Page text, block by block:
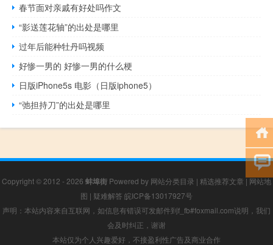
春节面对亲戚有好处吗作文
“影送莲花轴”的出处是哪里
过年后能种牡丹吗视频
好惨一男的 好惨一男的什么梗
日版iPhone5s 电影（日版iphone5）
“弛担持刀”的出处是哪里
Copyright © 2012 - 2026 蚌埠街 Powered by 网站分类目录 | 精选推荐文章 |网站地
图 | 疑难解答 皖ICP备13017927号
声明：本站内容来自互联网，如信息有错误可发邮件到f_fb#foxmail.com说明，我们
会及时纠正，谢谢
本站仅为个人兴趣爱好，不接盈利性广告及商业合作